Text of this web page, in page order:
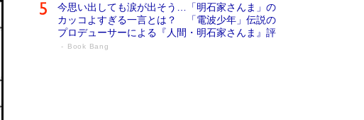
今思い出しても涙が出そう…「明石家さんま」の
カッコよすぎる一言とは？ 「電波少年」伝説の
プロデューサーによる『人間・明石家さんま』評
Book Bang